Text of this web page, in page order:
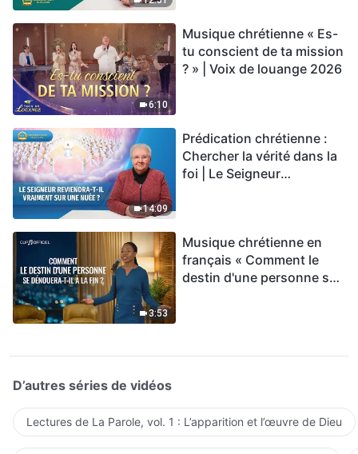
6:10
Musique chrétienne « Es-
tu conscient de ta mission
? » | Voix de louange 2026
14:09
Prédication chrétienne :
Chercher la vérité dans la
foi | Le Seigneur
3:53
Musique chrétienne en
français « Comment le
destin d'une personne se
D’autres séries de vidéos
Lectures de La Parole, vol. 1 : L’apparition et l’œuvre de Dieu